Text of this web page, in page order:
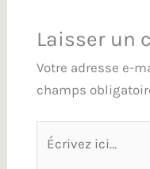
Laisser un
Votre adresse e-
champs
ici…